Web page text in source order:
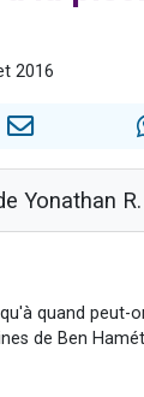
2016
Yonathan R.
quand peut-
de Ben